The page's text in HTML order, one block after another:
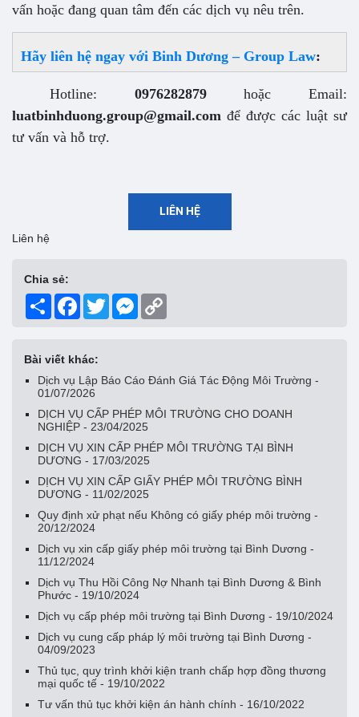
vấn hoặc đang quan tâm đến các dịch vụ nêu trên.
Hãy liên hệ ngay với Binh Dương – Group Law:
Hotline: 0976282879hoặc Email:
luatbinhduong.group@gmail.com để được các luật sư
tư vấn và hỗ trợ.
LIÊN HỆ
Liên hệ
Chia sẻ:
Share Facebook
Twitter Messenger
Bài viết khác:
Dịch vụ Lập Báo Cáo Đánh Giá Tác Động Môi Trường -
01/07/2026
DỊCH VỤ CẤP PHÉP MÔI TRƯỜNG CHO DOANH
NGHIỆP - 23/04/2025
DỊCH VỤ XIN CẤP PHÉP MÔI TRƯỜNG TẠI BÌNH
DƯƠNG - 17/03/2025
DỊCH VỤ XIN CẤP GIẤY PHÉP MÔI TRƯỜNG BÌNH
DƯƠNG - 11/02/2025
Quy định xử phạt nếu Không có giấy phép môi trường -
20/12/2024
Dịch vụ xin cấp giấy phép môi trường tại Bình Dương -
11/12/2024
Dịch vụ Thu Hồi Công Nợ Nhanh tại Bình Dương & Bình
Phước - 19/10/2024
Dịch vụ cấp phép môi trường tại Bình Dương - 19/10/2024
Dịch vụ cung cấp pháp lý môi trường tại Bình Dương -
04/09/2023
Thủ tục, quy trình khởi kiện tranh chấp hợp đồng thương
mại quốc tế - 19/10/2022
Tư vấn thủ tục khởi kiện án hành chính - 16/10/2022